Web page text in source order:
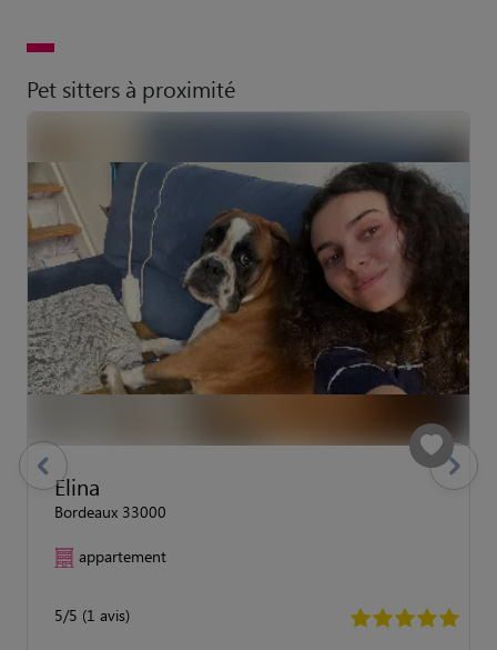
Pet sitters à proximité
Elina
Bordeaux 33000
appartement
5/5 (1 avis)
previous Suivant